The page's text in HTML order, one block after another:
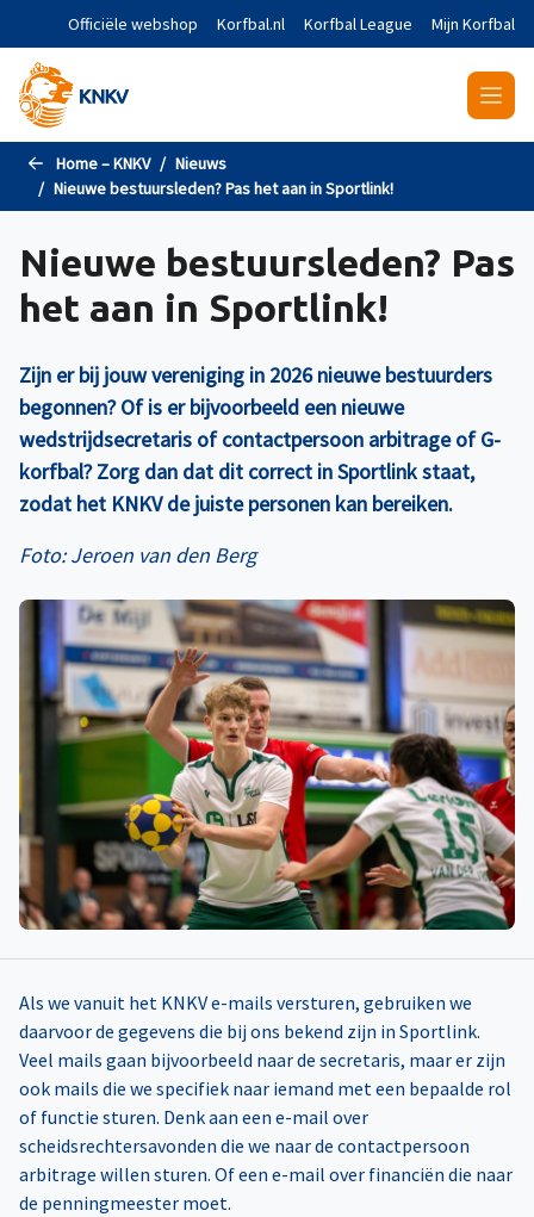
Naar de hoofdinhoud gaan
Officiële webshop Korfbal.nl Korfbal League Mijn Korfbal
Home – KNKV
Nieuws
Nieuwe bestuursleden? Pas het aan in Sportlink!
Nieuwe bestuursleden? Pas
het aan in Sportlink!
Zijn er bij jouw vereniging in 2026 nieuwe bestuurders
begonnen? Of is er bijvoorbeeld een nieuwe
wedstrijdsecretaris of contactpersoon arbitrage of G-
korfbal? Zorg dan dat dit correct in Sportlink staat,
zodat het KNKV de juiste personen kan bereiken.
Foto: Jeroen van den Berg
Als we vanuit het KNKV e-mails versturen, gebruiken we
daarvoor de gegevens die bij ons bekend zijn in Sportlink.
Veel mails gaan bijvoorbeeld naar de secretaris, maar er zijn
ook mails die we specifiek naar iemand met een bepaalde rol
of functie sturen. Denk aan een e-mail over
scheidsrechtersavonden die we naar de contactpersoon
arbitrage willen sturen. Of een e-mail over financiën die naar
de penningmeester moet.